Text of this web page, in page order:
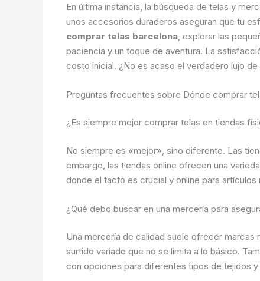
En última instancia, la búsqueda de telas y
unos accesorios duraderos aseguran que tu
comprar telas barcelona , explorar las
paciencia y un toque de aventura. La
costo inicial. ¿No es acaso el verdadero lujo de
Preguntas frecuentes sobre Dónde comprar
¿Es siempre mejor comprar telas en tiendas
No siempre es «mejor», sino diferente. Las
embargo, las tiendas online ofrecen una
donde el tacto es crucial y online para
¿Qué debo buscar en una mercería para
Una mercería de calidad suele ofrecer
surtido variado que no se limita a lo básico.
con opciones para diferentes tipos de tejidos